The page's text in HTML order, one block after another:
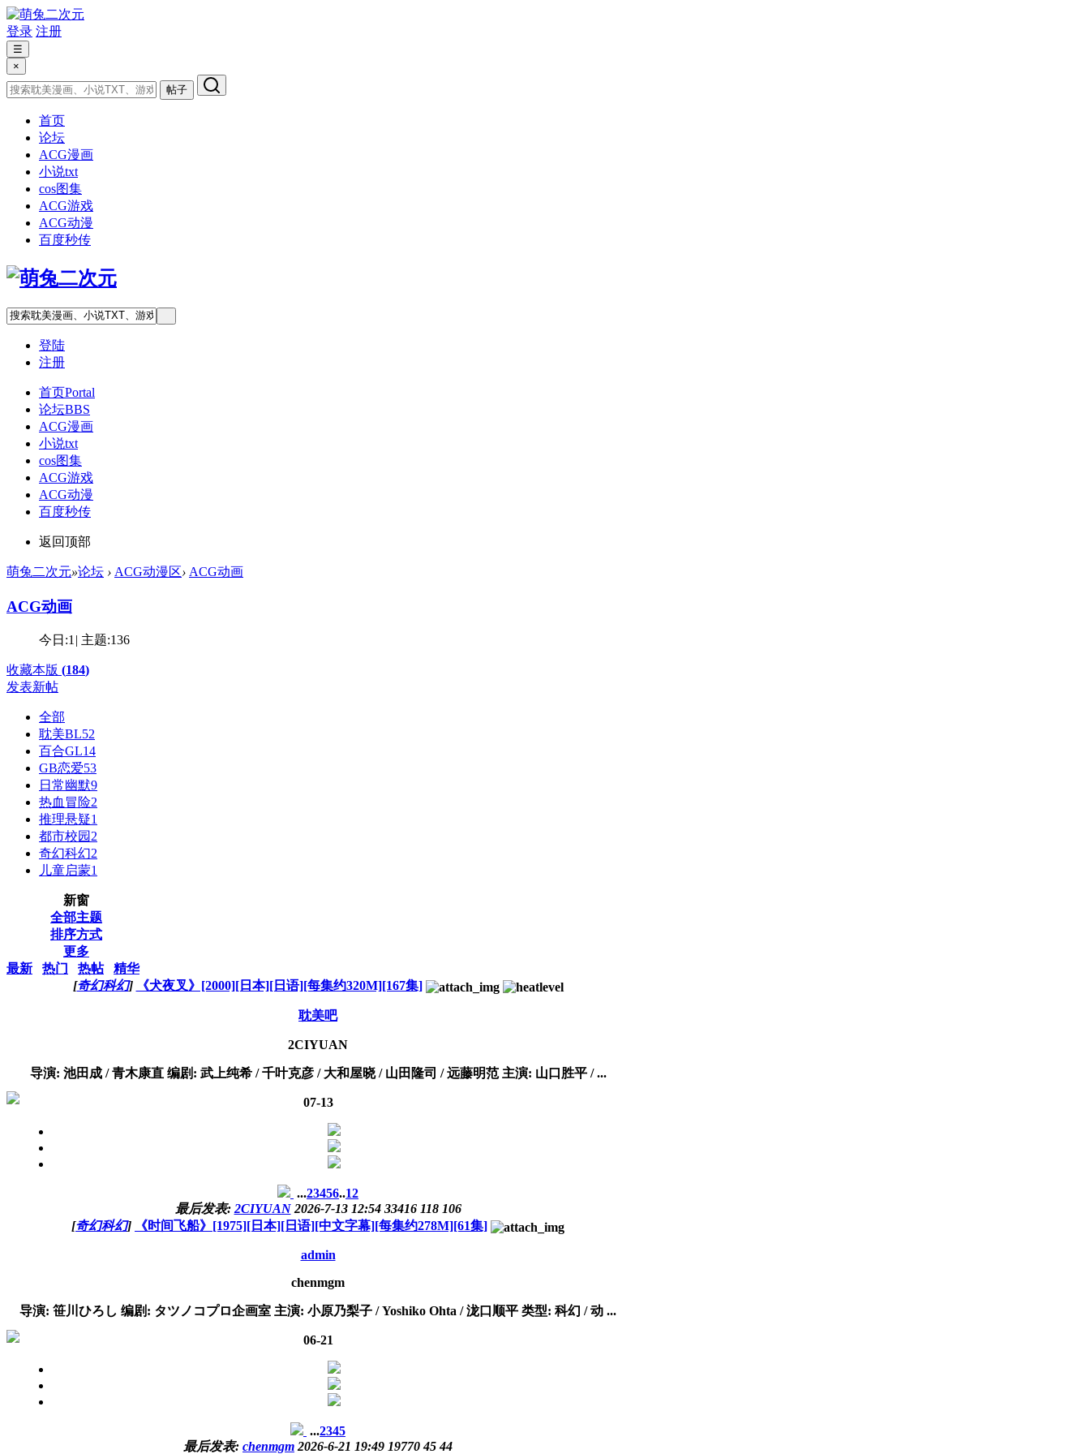
登录 注册
☰
×
帖子
首页
论坛
ACG漫画
小说txt
cos图集
ACG游戏
ACG动漫
百度秒传
登陆
注册
首页Portal
论坛BBS
ACG漫画
小说txt
cos图集
ACG游戏
ACG动漫
百度秒传
返回顶部
萌兔二次元»论坛 › ACG动漫区› ACG动画
ACG动画
今日:1 | 主题:136
收藏本版 (184)
发表新帖
全部
耽美BL52
百合GL14
GB恋爱53
日常幽默9
热血冒险2
推理悬疑1
都市校园 2
奇幻科幻2
儿童启蒙1
新窗
全部主题
排序方式
更多
最新
热门 热帖
精华
[奇幻科幻] 《犬夜叉》[2000][日本][日语][每集约320M][167集]
耽美吧
2CIYUAN
导演: 池田成 / 青木康直 编剧: 武上纯希 / 千叶克彦 / 大和屋晓 / 山田隆司 / 远藤明范 主演: 山口胜平 / ...
07-13
...23456..12
最后发表: 2CIYUAN2026-7-13 12:54 33416 118 106
[奇幻科幻] 《时间飞船》[1975][日本][日语][中文字幕][每集约278M][61集]
admin
chenmgm
导演: 笹川ひろし 编剧: タツノコプロ企画室 主演: 小原乃梨子 / Yoshiko Ohta / 泷口顺平 类型: 科幻 / 动 ...
06-21
...2345
最后发表: chenmgm 2026-6-21 19:49 19770 45 44